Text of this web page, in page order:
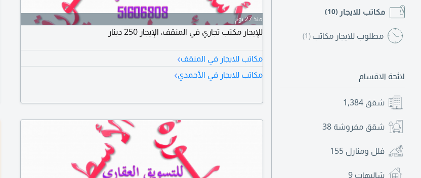
مكاتب للايجار (10)
مطلوب للايجار مكاتب (1)
لائحة الاقسام
شقق 1,384
شقق مفروشة 38
فلل ومنازل 155
شاليهات 9
منذ 27 يوم
للإيجار مكتب تجاري في المنقف، الإيجار 250 دينار
مكاتب للايجار في المنقف›
مكاتب للايجار في الأحمدي›